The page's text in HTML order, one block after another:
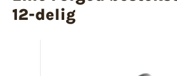
12-delig